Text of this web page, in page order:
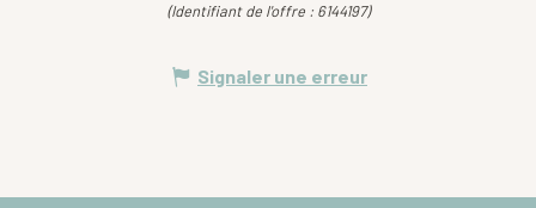
(Identifiant de l'offre : 6144197)
Signaler une erreur